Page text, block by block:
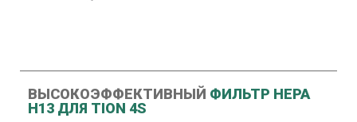
ВЫСОКОЭФФЕКТИВНЫЙ ФИЛЬТР HEPA
H13 ДЛЯ TION 4S